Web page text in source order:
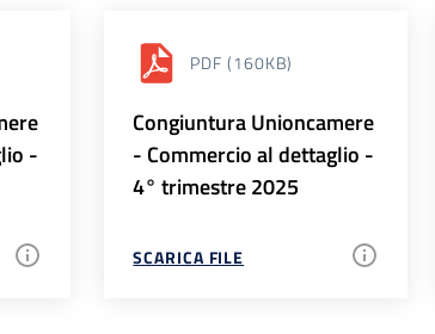
-
PDF (160KB)
Congiuntura Unioncamere
- Commercio al dettaglio -
4° trimestre 2025
SCARICA FILE